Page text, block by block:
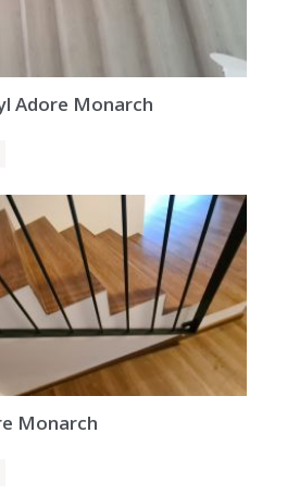
Adore Monarch
Monarch